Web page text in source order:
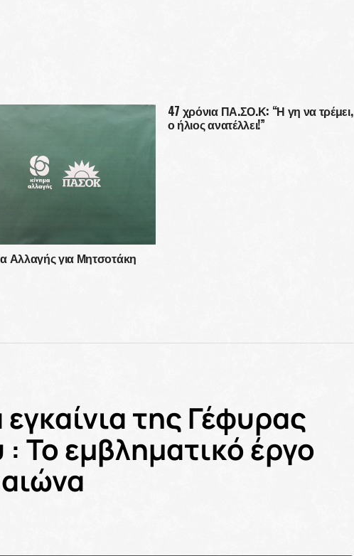
Αλλαγής για Μητσοτάκη
47 χρόνια ΠΑ.ΣΟ.Κ: “Η γη να τρέμει,
ο ήλιος ανατέλλει!”
της Γέφυρας
: Το εμβληματικό έργο